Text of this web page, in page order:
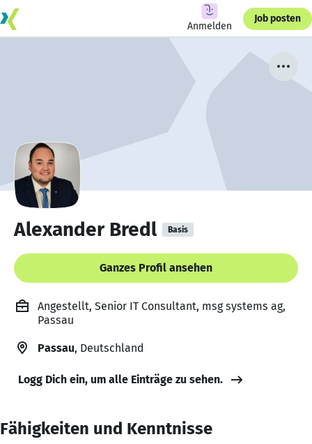
Anmelden
Job posten
Alexander Bredl Basis
Ganzes Profil ansehen
Angestellt, Senior IT Consultant, msg systems ag,
Passau
Passau, Deutschland
Logg Dich ein, um alle Einträge zu sehen.
Fähigkeiten und Kenntnisse